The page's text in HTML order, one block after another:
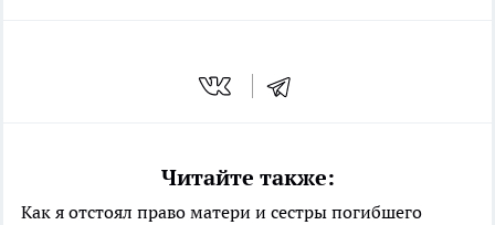
Читайте также:
Как я отстоял право матери и сестры погибшего